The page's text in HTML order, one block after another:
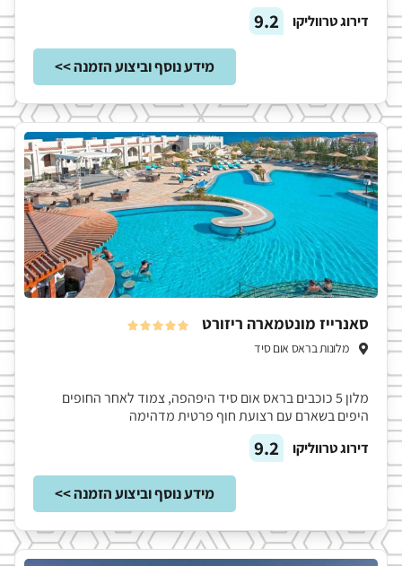
דירוג טרווליקו
9.2
מידע נוסף וביצוע הזמנה >>
סאנרייז מונטמארה ריזורט 




מלונות בראס אום סיד
מלון 5 כוכבים בראס אום סיד היפהפה, צמוד לאחר החופים
היפים בשארם עם רצועת חוף פרטית מדהימה
דירוג טרווליקו
9.2
מידע נוסף וביצוע הזמנה >>